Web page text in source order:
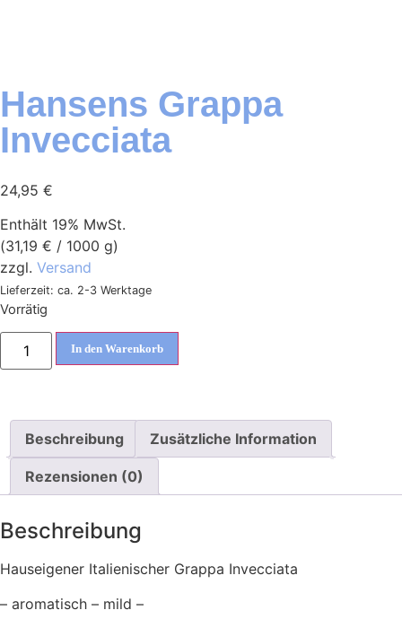
Hansens Grappa
Invecciata
24,95 €
Enthält 19% MwSt.
(31,19 € / 1000 g)
zzgl. Versand
Lieferzeit: ca. 2-3 Werktage
Vorrätig
In den Warenkorb
Beschreibung Zusätzliche Information
Rezensionen (0)
Beschreibung
Hauseigener Italienischer Grappa Invecciata
– aromatisch – mild –